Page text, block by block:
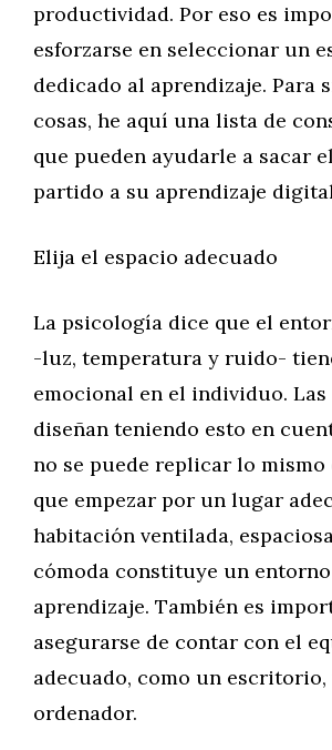
productividad. Por eso es
esforzarse en seleccionar un
dedicado al aprendizaje. Para
cosas, he aquí una lista de
que pueden ayudarle a sacar
partido a su aprendizaje
Elija el espacio adecuado
La psicología dice que el
-luz, temperatura y ruido-
emocional en el individuo. Las
diseñan teniendo esto en
no se puede replicar lo mismo
que empezar por un lugar
habitación ventilada,
cómoda constituye un
aprendizaje. También es
asegurarse de contar con el
adecuado, como un
ordenador.